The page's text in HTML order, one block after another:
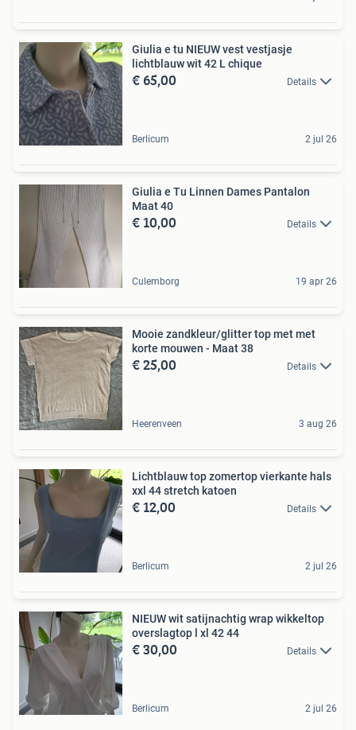
Giulia e tu NIEUW vest vestjasje
lichtblauw wit 42 L chique
€ 65,00 Details
Berlicum 2 jul 26
Giulia e Tu Linnen Dames Pantalon
Maat 40
€ 10,00 Details
Culemborg 19 apr 26
Mooie zandkleur/glitter top met met
korte mouwen - Maat 38
€ 25,00 Details
Heerenveen 3 aug 26
Lichtblauw top zomertop vierkante hals
xxl 44 stretch katoen
€ 12,00 Details
Berlicum 2 jul 26
NIEUW wit satijnachtig wrap wikkeltop
overslagtop l xl 42 44
€ 30,00 Details
Berlicum 2 jul 26